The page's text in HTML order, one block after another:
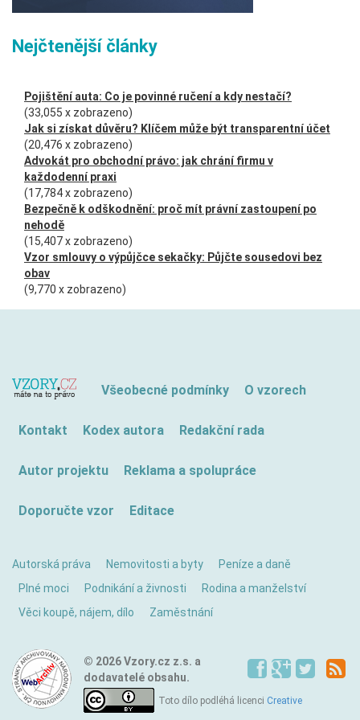
Nejčtenější články
Pojištění auta: Co je povinné ručení a kdy nestačí?
(33,055 x zobrazeno)
Jak si získat důvěru? Klíčem může být transparentní účet
(20,476 x zobrazeno)
Advokát pro obchodní právo: jak chrání firmu v
každodenní praxi
(17,784 x zobrazeno)
Bezpečně k odškodnění: proč mít právní zastoupení po
nehodě
(15,407 x zobrazeno)
Vzor smlouvy o výpůjčce sekačky: Půjčte sousedovi bez
obav
(9,770 x zobrazeno)
Všeobecné podmínky O vzorech
Kontakt Kodex autora Redakční rada
Autor projektu Reklama a spolupráce
Doporučte vzor Editace
Autorská práva Nemovitosti a byty
Peníze a daně
Plné moci
Podnikání a živnosti
Rodina a manželství
Věci koupě, nájem, dílo
Zaměstnání
© 2026 Vzory.cz z.s. a
dodavatelé obsahu.
Toto dílo podléhá licenci Creative